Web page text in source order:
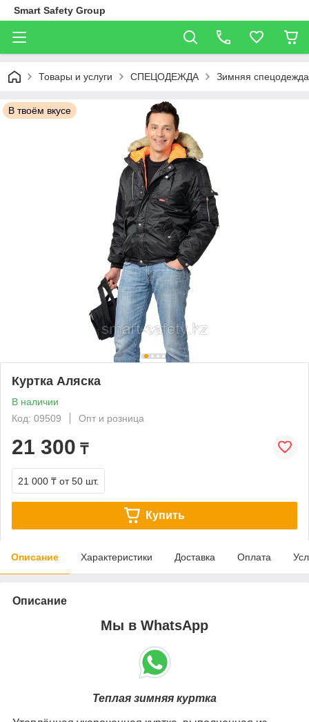
Smart Safety Group
Товары и услуги СПЕЦОДЕЖДА Зимняя спецодежда
В твоём вкусе
Куртка Аляска
В наличии
Код: 09509
Опт и розница
21 300 ₸
21 000 ₸ от 50 шт.
Купить
Описание Характеристики Доставка Оплата
Описание
Мы в WhatsApp
Теплая зимняя куртка